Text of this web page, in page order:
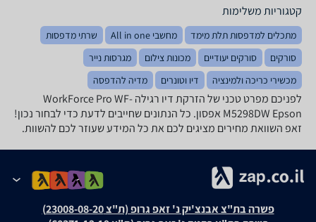
קטגוריות משלימות
מתכלים למדפסות תלת מימד מחשבי All in one
שרתי מדפסות
סורקים
סורקים יעודיים מכונות צילום
מגרסות נייר
מכשירי כריכה ולמינציה
דיו וטונרים מדיה להדפסה
לפניכם מפרט טכני של ‏הזרקת דיו ‏רגילה WorkForce Pro WF-
M5298DW‎ Epson אפסון. כל הנתונים שחייבים לדעת כדי לבחור נכון!
זאפ השוואת מחירים מציגים לכם את כל המידע שעוזר לכם להשוות.
פשרה בת"צ אבנצ'יק נ' זאפ גרופ (ת"צ 23008-08-20)